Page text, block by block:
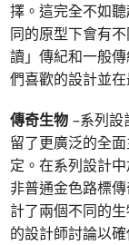
擇。這完全不如
同的原型下會有
讀」傳紀和一般
們喜歡的設計並
傳奇生物 –系列設
留了更廣泛的全
定。在系列設計
非普通金色路標
計了兩個不同的
的設計師討論以